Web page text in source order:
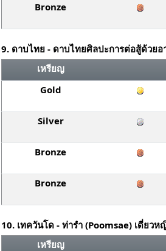
Bronze
9. ดาบไทย - ดาบไทยศิลปะการต่อสู้ด้วย
เหรียญ
Gold
Silver
Bronze
Bronze
10. เทควันโด - ท่ารำ (Poomsae) เดี่ยวห
เหรียญ